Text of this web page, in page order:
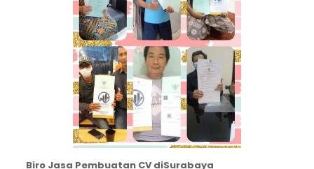
Biro Jasa Pembuatan CV diSurabaya